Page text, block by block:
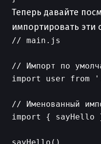
Теперь давайте
импортировать эти
// main.js
// Импорт по
import user from
// Именованный
import {